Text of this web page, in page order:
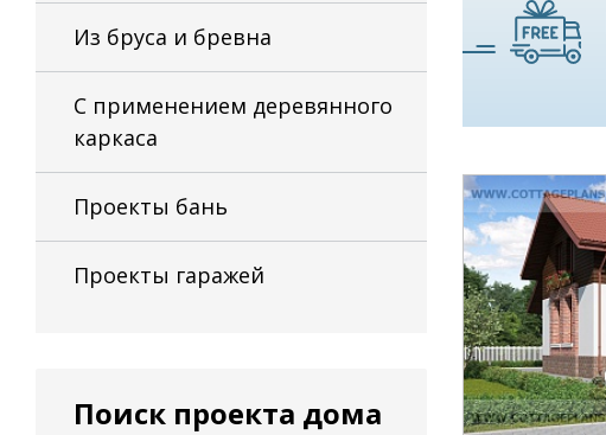
Из бруса и бревна
С применением деревянного
каркаса
Проекты бань
Проекты гаражей
Поиск проекта дома